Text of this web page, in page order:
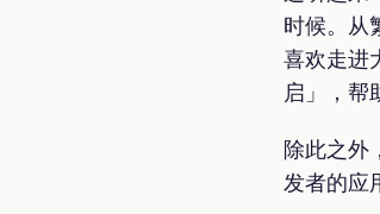
时候。从
喜欢走进
启」，帮
除此之外
发者的应